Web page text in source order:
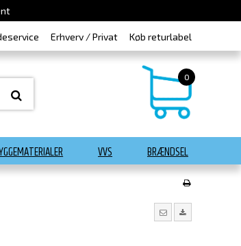
Erhverv / Privat Køb returlabel
0
VVS BRÆNDSEL